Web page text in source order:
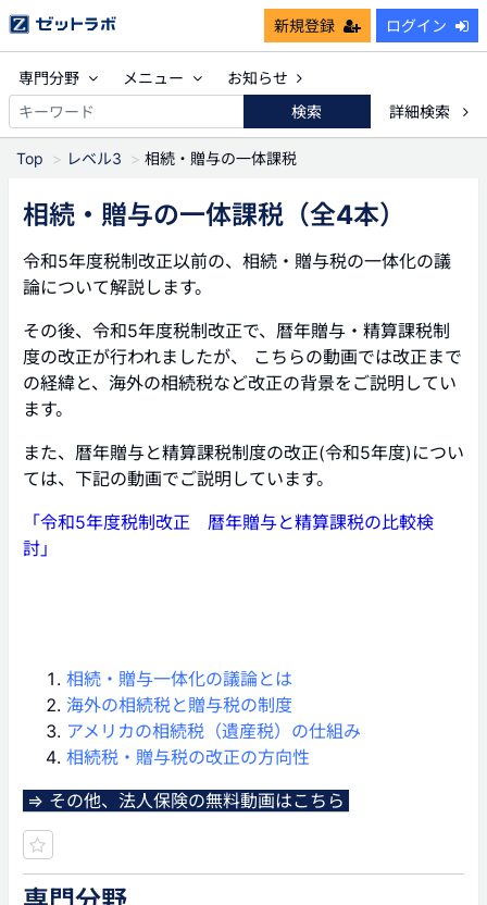
新規登録 ログイン
専門分野 メニュー
お知らせ
検索
詳細検索
Top レベル3 相続・贈与の一体課税
相続・贈与の一体課税 （全4本）
令和5年度税制改正以前の、相続・贈与税の一体化の議
論について解説します。
その後、令和5年度税制改正で、暦年贈与・精算課税制
度の改正が行われましたが、 こちらの動画では改正まで
の経緯と、海外の相続税など改正の背景をご説明してい
ます。
また、暦年贈与と精算課税制度の改正(令和5年度)につい
ては、下記の動画でご説明しています。
「令和5年度税制改正 暦年贈与と精算課税の比較検
討」
相続・贈与一体化の議論とは
海外の相続税と贈与税の制度
アメリカの相続税（遺産税）の仕組み
相続税・贈与税の改正の方向性
⇒ その他、法人保険の無料動画はこちら